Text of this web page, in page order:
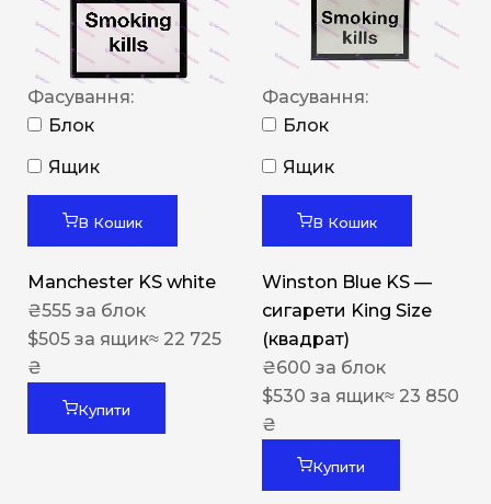
Фасування:
Блок
Ящик
В Кошик
Manchester KS white
₴555 за блок
$505 за ящик≈ 22 725
₴
Купити
Фасування:
Блок
Ящик
В Кошик
Winston Blue KS —
сигарети King Size
(квадрат)
₴600 за блок
$530 за ящик≈ 23 850
₴
Купити